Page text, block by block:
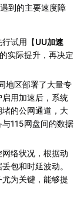
到的主要速度障
行试用【UU加速
实际提升，再决定
地区部署了大量专
用加速后，系统
的公网通道，大
115网盘间的数据
络状况，根据动
包和时延波动。
为关键，能够提